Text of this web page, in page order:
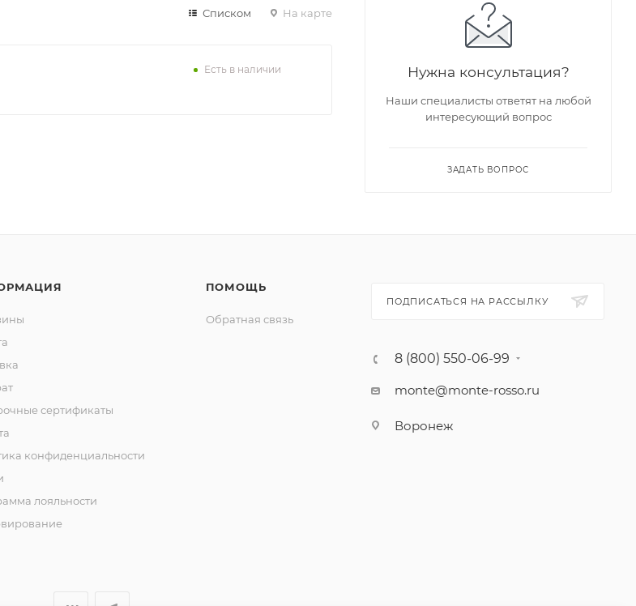
Списком На карте
Есть в наличии Нужна консультация?
Наши специалисты ответят на любой
интересующий вопрос
ЗАДАТЬ ВОПРОС
сертификаты
конфиденциальности
лояльности
ПОМОЩЬ
Обратная связь
ПОДПИСАТЬСЯ НА РАССЫЛКУ
8 (800) 550-06-99
monte@monte-rosso.ru
Воронеж